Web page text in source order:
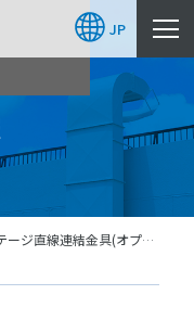
JP
ージ直線連結金具(オプシ